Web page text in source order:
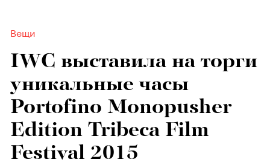
Вещи
IWC выставила на торги
уникальные часы
Portofino Monopusher
Edition Tribeca Film
Festival 2015